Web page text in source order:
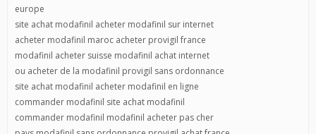
europe
site achat modafinil acheter modafinil sur internet
acheter modafinil maroc acheter provigil france
modafinil acheter suisse modafinil achat internet
ou acheter de la modafinil provigil sans ordonnance
site achat modafinil acheter modafinil en ligne
commander modafinil site achat modafinil
commander modafinil modafinil acheter pas cher